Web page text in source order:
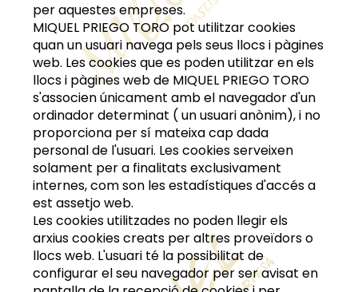
per aquestes empreses.
MIQUEL PRIEGO TOROpot utilitzar cookies
quan un usuari navega pels seus llocs i pàgines
web. Les cookies que es poden utilitzar en els
llocs i pàgines web de MIQUEL PRIEGO TORO
s'associen únicament amb el navegador d'un
ordinador determinat ( un usuari anònim), i no
proporciona per sí mateixa cap dada
personal de l'usuari. Les cookies serveixen
solament per a finalitats exclusivament
internes, com son les estadístiques d'accés a
est assetjo web.
Les cookies utilitzades no poden llegir els
arxius cookies creats per altres proveïdors o
llocs web. L'usuari té la possibilitat de
configurar el seu navegador per ser avisat en